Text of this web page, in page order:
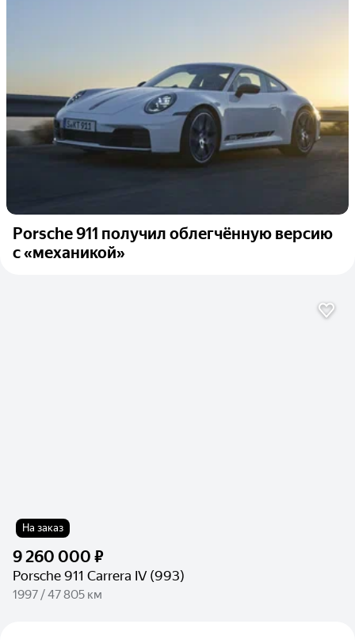
Porsche 911 получил облегчённую версию
с «механикой»
На заказ
9 260 000 ₽
Porsche 911 Carrera IV (993)
1997 / 47 805 км